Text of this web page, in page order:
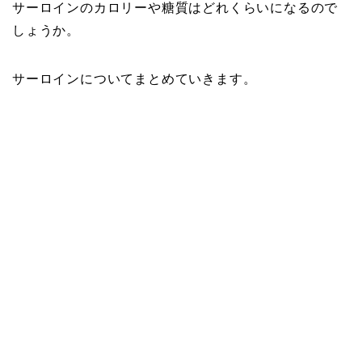
サーロインのカロリーや糖質はどれくらいになるので
しょうか。
サーロインについてまとめていきます。